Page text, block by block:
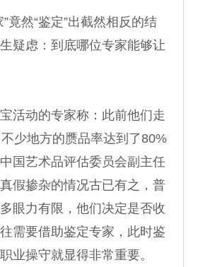
然“鉴定”出截然相反的结
疑虑：到底哪位专家能够让
动的专家称：此前他们走
少地方的赝品率达到了80%
国艺术品评估委员会副主任
假掺杂的情况古已有之，普
眼力有限，他们决定是否收
需要借助鉴定专家，此时鉴
业操守就显得非常重要。